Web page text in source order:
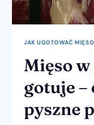
JAK UGOTOWAĆ MIĘSO
Mięso
gotuje
pyszne